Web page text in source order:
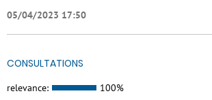
05/04/2023 17:50
CONSULTATIONS
relevance: 100%